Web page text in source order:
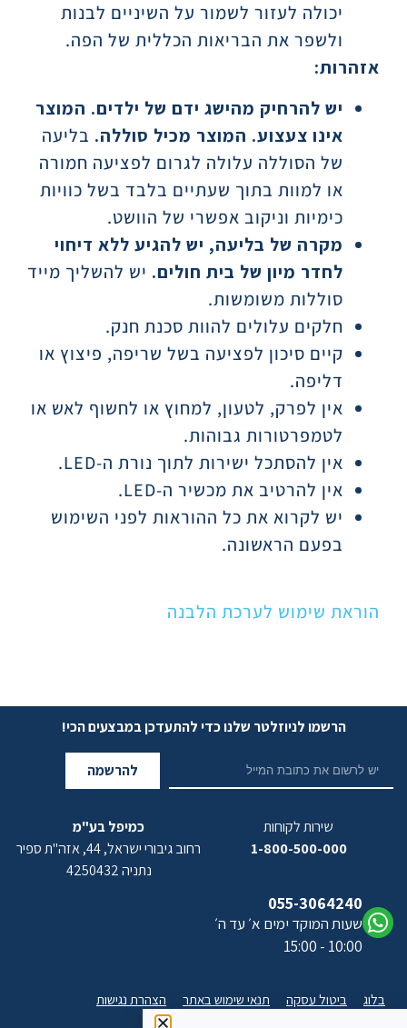
יכולה לעזור לשמור על השיניים לבנות
ולשפר את הבריאות הכללית של הפה.
אזהרות:
יש להרחיק מהישג ידם של ילדים. המוצר
אינו צעצוע. המוצר מכיל סוללה. בליעה
של הסוללה עלולה לגרום לפציעה חמורה
או למוות בתוך שעתיים בלבד בשל כוויות
כימיות וניקוב אפשרי של הוושט.
מקרה של בליעה, יש להגיע ללא דיחוי
לחדר מיון של בית חולים. יש להשליך מייד
סוללות משומשות.
חלקים עלולים להוות סכנת חנק.
קיים סיכון לפציעה בשל שריפה, פיצוץ או
דליפה.
אין לפרק, לטעון, למחוץ או לחשוף לאש או
לטמפרטורות גבוהות.
אין להסתכל ישירות לתוך נורת ה-LED.
אין להרטיב את מכשיר ה-LED.
יש לקרוא את כל ההוראות לפני השימוש
בפעם הראשונה.
הוראת שימוש לערכת הלבנה
הרשמו לניוזלטר שלנו כדי להתעדכן במבצעים הכי!
להרשמה
שירות לקוחות
1-800-500-000
055-3064240
שעות המוקד ימים א׳ עד ה׳
10:00 - 15:00
כמיפל בע"מ
רחוב גיבורי ישראל, 44, אזה"ת ספיר
נתניה 4250432
בלוג ביטול עסקה תנאי שימוש באתר הצהרת נגישות